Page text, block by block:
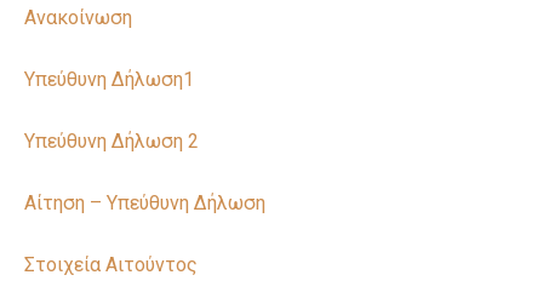
Ανακοίνωση
Υπεύθυνη Δήλωση1
Υπεύθυνη Δήλωση 2
Αίτηση – Υπεύθυνη Δήλωση
Στοιχεία Αιτούντος